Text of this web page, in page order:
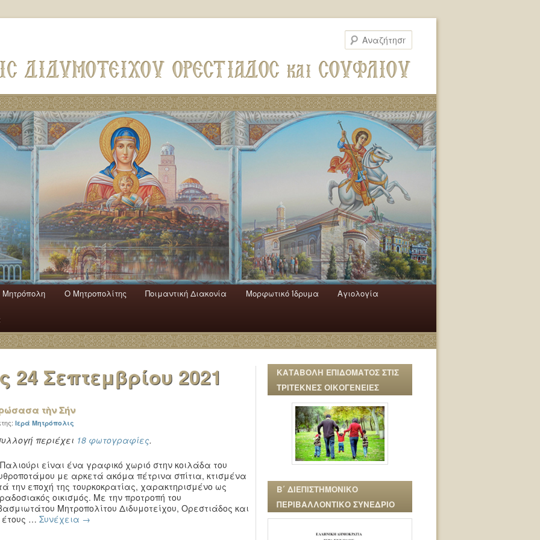
Mητρόπολη Ο Mητροπολίτης Ποιμαντική Διακονία Μορφωτικό Ίδρυμα Αγιολογία
24 Σεπτεμβρίου 2021
τὴν Σήν
Ιερά Μητρόπολις
περιέχει 18 φωτογραφίες.
είναι ένα γραφικό χωριό στην κοιλάδα του
με αρκετά ακόμα πέτρινα σπίτια, κτισμένα
την εποχή της τουρκοκρατίας, χαρακτηρισμένο ως
οικισμός. Με την προτροπή του
Μητροπολίτου Διδυμοτείχου, Ορεστιάδος και
… Συνέχεια →
ΚΑΤΑΒΟΛΗ ΕΠΙΔΟΜΑΤΟΣ ΣΤΙΣ
ΤΡΙΤΕΚΝΕΣ ΟΙΚΟΓΕΝΕΙΕΣ
Β΄ ΔΙΕΠΙΣΤΗΜΟΝΙΚΟ
ΠΕΡΙΒΑΛΛΟΝΤΙΚΟ ΣΥΝΕΔΡΙΟ